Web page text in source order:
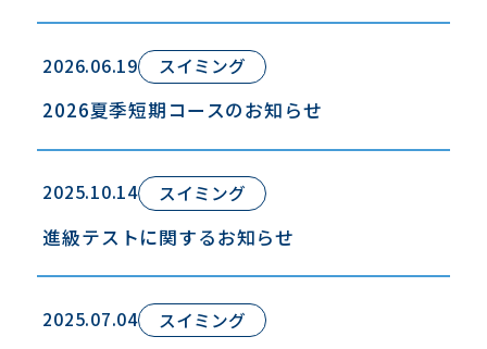
2026.06.19 スイミング
2026夏季短期コースのお知らせ
2025.10.14 スイミング
進級テストに関するお知らせ
2025.07.04 スイミング